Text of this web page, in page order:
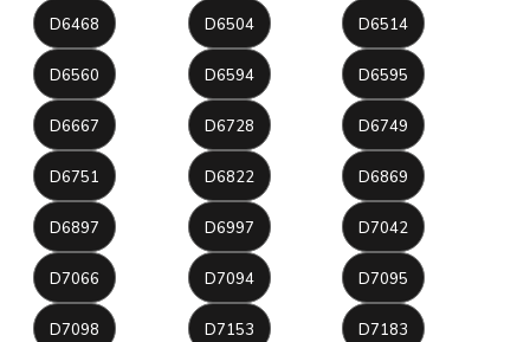
D6468 D6504 D6514
D6560 D6594 D6595
D6667 D6728 D6749
D6751 D6822 D6869
D6897 D6997 D7042
D7066 D7094 D7095
D7098 D7153 D7183